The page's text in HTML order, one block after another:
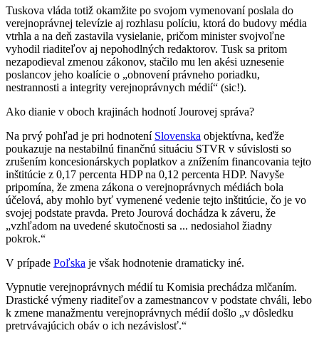
Tuskova vláda totiž okamžite po svojom vymenovaní poslala do
verejnoprávnej televízie aj rozhlasu políciu, ktorá do budovy média
vtrhla a na deň zastavila vysielanie, pričom minister svojvoľne
vyhodil riaditeľov aj nepohodlných redaktorov. Tusk sa pritom
nezapodieval zmenou zákonov, stačilo mu len akési uznesenie
poslancov jeho koalície o „obnovení právneho poriadku,
nestrannosti a integrity verejnoprávnych médií“ (sic!).
Ako dianie v oboch krajinách hodnotí Jourovej správa?
Na prvý pohľad je pri hodnotení Slovenska objektívna, keďže
poukazuje na nestabilnú finančnú situáciu STVR v súvislosti so
zrušením koncesionárskych poplatkov a znížením financovania tejto
inštitúcie z 0,17 percenta HDP na 0,12 percenta HDP. Navyše
pripomína, že zmena zákona o verejnoprávnych médiách bola
účelová, aby mohlo byť vymenené vedenie tejto inštitúcie, čo je vo
svojej podstate pravda. Preto Jourová dochádza k záveru, že
„vzhľadom na uvedené skutočnosti sa ... nedosiahol žiadny
pokrok.“
V prípade Poľska je však hodnotenie dramaticky iné.
Vypnutie verejnoprávnych médií tu Komisia prechádza mlčaním.
Drastické výmeny riaditeľov a zamestnancov v podstate chváli, lebo
k zmene manažmentu verejnoprávnych médií došlo „v dôsledku
pretrvávajúcich obáv o ich nezávislosť.“